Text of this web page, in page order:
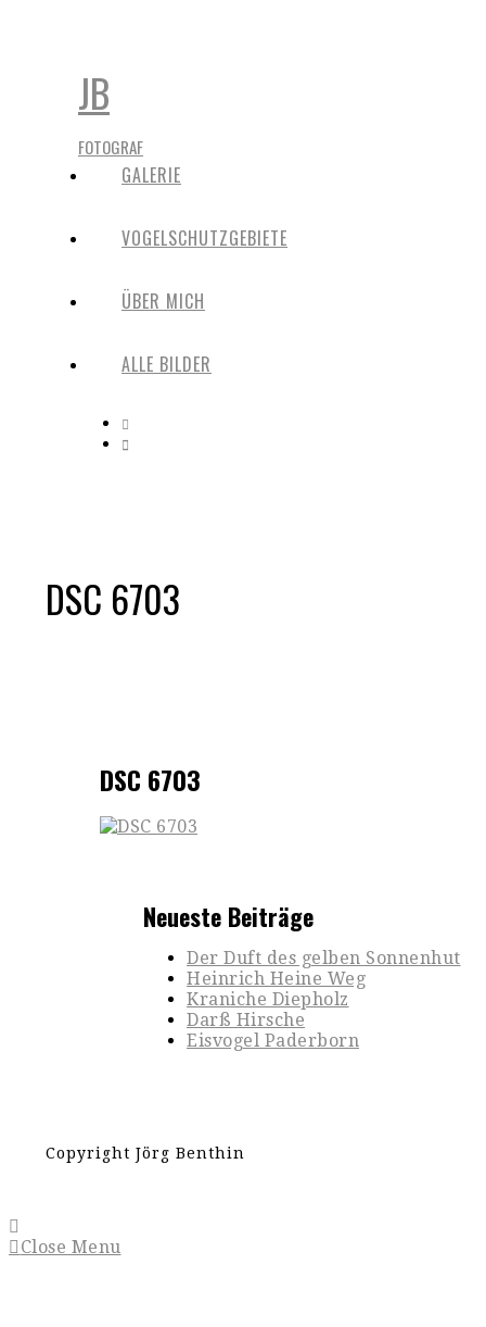
JB
FOTOGRAF
GALERIE
VOGELSCHUTZGEBIETE
ÜBER MICH
ALLE BILDER
DSC 6703
DSC 6703
Neueste Beiträge
Der Duft des gelben Sonnenhut
Heinrich Heine Weg
Kraniche Diepholz
Darß Hirsche
Eisvogel Paderborn
Copyright Jörg Benthin
Close Menu